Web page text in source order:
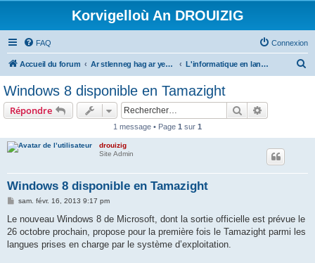
Korvigelloù An DROUIZIG
FAQ Connexion
Accueil du forum Ar stlenneg hag ar yezhoù bihan er bed a-bezh L'informatique en langues régionales et minoritaires
Windows 8 disponible en Tamazight
Répondre Rechercher
1 message • Page 1 sur 1
drouizig
Site Admin
Windows 8 disponible en Tamazight
M
s
a
g
sam. févr. 16, 2013 9:17 pm
Le nouveau Windows 8 de Microsoft, dont la sortie officielle est prévue le
26 octobre prochain, propose pour la première fois le Tamazight parmi les
langues prises en charge par le système d’exploitation.